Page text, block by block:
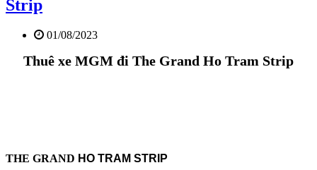
Strip
01/08/2023
Thuê xe MGM đi The Grand Ho Tram Strip
THE GRAND HO TRAM STRIP